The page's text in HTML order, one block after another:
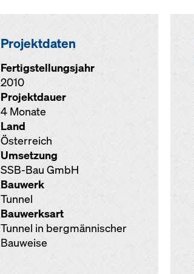
Projektdaten
Fertigstellungsjahr
2010
Projektdauer
4 Monate
Land
Österreich
Umsetzung
SSB-Bau GmbH
Bauwerk
Tunnel
Bauwerksart
Tunnel in bergmännischer
Bauweise